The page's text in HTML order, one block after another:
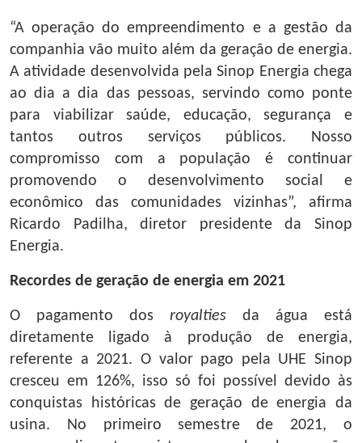
“A operação do empreendimento e a gestão da
companhia vão muito além da geração de energia.
A atividade desenvolvida pela Sinop Energia chega
ao dia a dia das pessoas, servindo como ponte
para viabilizar saúde, educação, segurança e
tantos outros serviços públicos. Nosso
compromisso com a população é continuar
promovendo o desenvolvimento social e
econômico das comunidades vizinhas”, afirma
Ricardo Padilha, diretor presidente da Sinop
Energia.
Recordes de geração de energia em 2021
O pagamento dos royalties da água está
diretamente ligado à produção de energia,
referente a 2021. O valor pago pela UHE Sinop
cresceu em 126%, isso só foi possível devido às
conquistas históricas de geração de energia da
usina. No primeiro semestre de 2021, o